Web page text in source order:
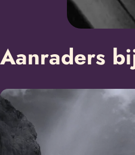
Aanraders